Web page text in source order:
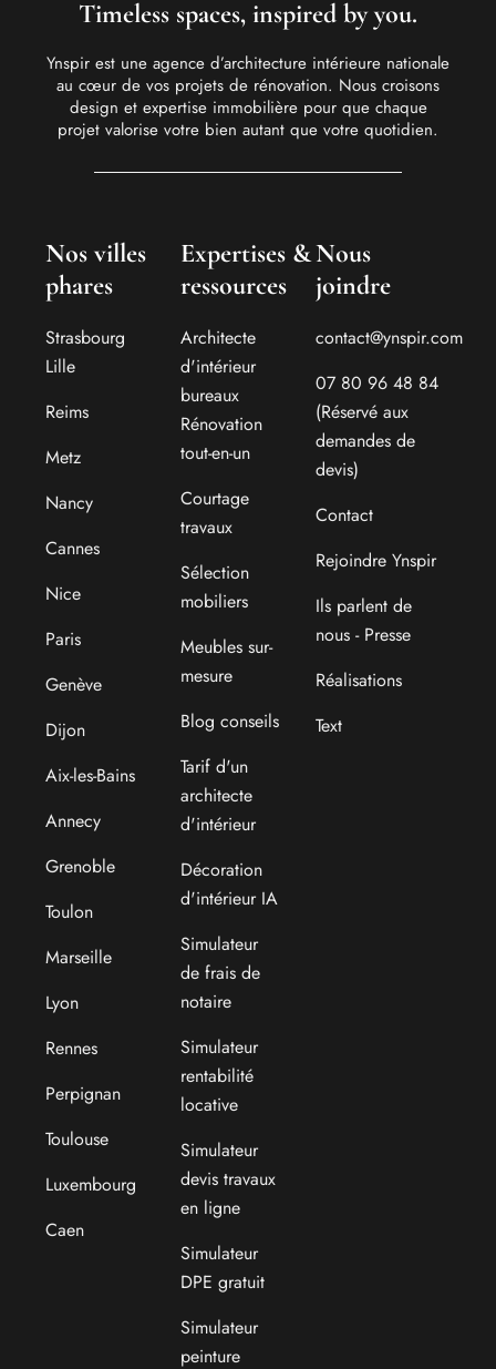
Timeless spaces, inspired by you.
Ynspir est une agence d’architecture intérieure nationale
au cœur de vos projets de rénovation. Nous croisons
design et expertise immobilière pour que chaque
projet valorise votre bien autant que votre quotidien.
Nos villes
phares
Strasbourg
Lille
Reims
Metz
Nancy
Cannes
Nice
Paris
Genève
Dijon
Aix-les-Bains
Annecy
Grenoble
Toulon
Marseille
Lyon
Rennes
Perpignan
Toulouse
Luxembourg
Caen
Expertises &
ressources
Architecte
d'intérieur
bureaux
Rénovation
tout-en-un
Courtage
travaux
Sélection
mobiliers
Meubles sur-
mesure
Blog conseils
Tarif d'un
architecte
d'intérieur
Décoration
d'intérieur IA
Simulateur
de frais de
notaire
Simulateur
rentabilité
locative
Simulateur
devis travaux
en ligne
Simulateur
DPE gratuit
Simulateur
peinture
Nous
joindre
contact@ynspir.com
07 80 96 48 84
(Réservé aux
demandes de
devis)
Contact
Rejoindre Ynspir
Ils parlent de
nous - Presse
Réalisations
Text